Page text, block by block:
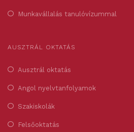
Munkavállalás tanulóvízummal
AUSZTRÁL OKTATÁS
Ausztrál oktatás
Angol nyelvtanfolyamok
Szakiskolák
Felsőoktatás